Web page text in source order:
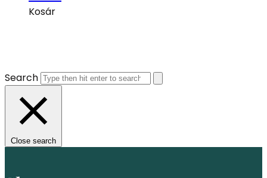
Kosár
Search
Close search